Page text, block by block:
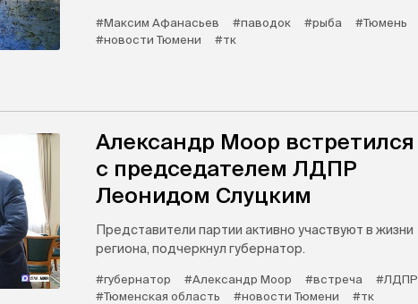
#Максим Афанасьев #паводок #рыба
#Тюмень
#новости Тюмени
#тк
Александр Моор встретился
с председателем ЛДПР
Леонидом Слуцким
Представители партии активно участвуют в жизни
региона, подчеркнул губернатор.
#губернатор #Александр Моор #встреча #ЛДПР
#Тюменская область
#новости Тюмени #тк